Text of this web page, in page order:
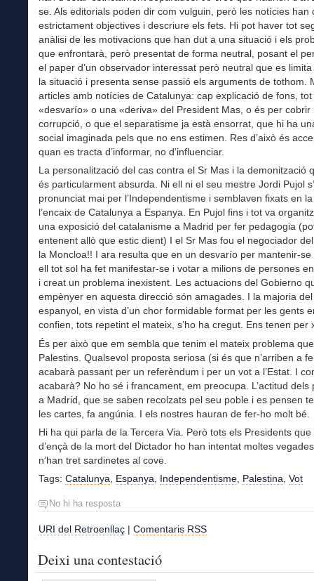
se. Als editorials poden dir com vulguin, però les notícies han
estrictament objectives i descriure els fets. Hi pot haver tot
anàlisi de les motivacions que han dut a una situació i els
que enfrontarà, però presentat de forma neutral, posant el
el paper d’un observador interessat però neutral que es
la situació i presenta sense passió els arguments de tothom.
articles amb notícies de Catalunya: cap explicació de fons,
«desvarío» o una «deriva» del President Mas, o és per cobrir
corrupció, o que el separatisme ja està ensorrat, que hi ha
social imaginada pels que no ens estimen. Res d’això és
quan es tracta d’informar, no d’influenciar.
La personalització del cas contra el Sr Mas i la demonització
és particularment absurda. Ni ell ni el seu mestre Jordi Pujol
pronunciat mai per l’Independentisme i semblaven fixats en
l’encaix de Catalunya a Espanya. En Pujol fins i tot va
una exposició del catalanisme a Madrid per fer pedagogia
entenent allò que estic dient) I el Sr Mas fou el negociador
la Moncloa!! I ara resulta que en un desvarío per mantenir-se
ell tot sol ha fet manifestar-se i votar a milions de persones
i creat un problema inexistent. Les actuacions del Gobierno
empènyer en aquesta direcció són amagades. I la majoria
espanyol, en vista d’un chor formidable format per les gents
confien, tots repetint el mateix, s’ho ha cregut. Ens tenen per
És per això que em sembla que tenim el mateix problema
Palestins. Qualsevol proposta seriosa (si és que n’arriben a
acabarà passant per un referèndum i per un vot a l’Estat. I
acabarà? No ho sé i francament, em preocupa. L’actitud dels
a Madrid, que se saben recolzats pel seu poble i es pensen
les cartes, fa angúnia. I els nostres hauran de fer-ho molt bé.
Hi ha qui parla de la Tercera Via. Però tots els Presidents
d’ençà de la mort del Dictador ho han intentat moltes
n’han tret sardinetes al cove.
Tags: Catalunya Espanya Independentisme Palestina Vot
No hi ha resposta
URI del Retroenllaç | Comentaris RSS
Deixi una contestació